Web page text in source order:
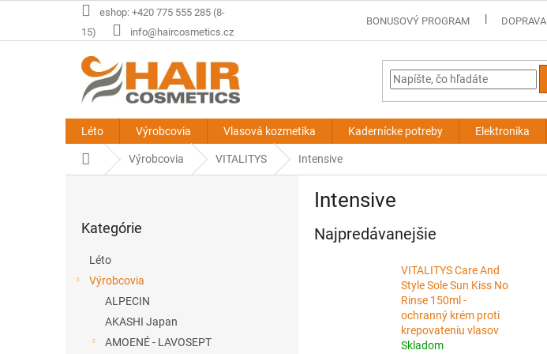
eshop: +420 775 555 285 (8-
15)
info@haircosmetics.cz
BONUSOVÝ PROGRAM DOPRAVA
Léto Výrobcovia Vlasová kozmetika Kadernícke potreby Elektronika
DomovVýrobcovia VITALITYS Intensive
kategórie
Kategórie
Léto
Výrobcovia
ALPECIN
AKASHI Japan
AMOENÉ - LAVOSEPT
Intensive
Najpredávanejšie
VITALITYS Care And
Style Sole Sun Kiss No
Rinse 150ml -
ochranný krém proti
krepovateniu vlasov
Skladom